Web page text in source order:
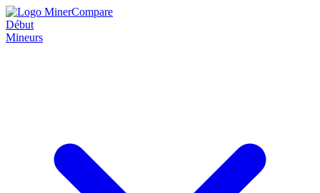
Début
Mineurs